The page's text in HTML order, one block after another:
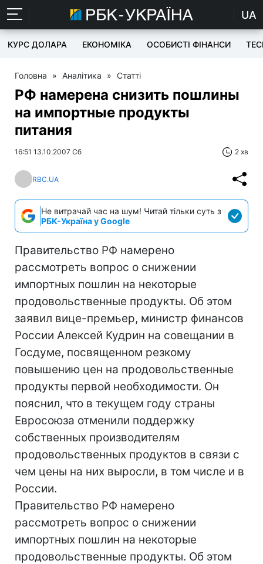
UA
КУРС ДОЛАРА ЕКОНОМІКА ОСОБИСТІ ФІНАНСИ
Головна » Аналітика » Статті
РФ намерена снизить пошлины
на импортные продукты
питания
16:51 13.10.2007 Сб 2 хв
RBC.UA
Не витрачай час на шум! Читай тільки суть з
РБК-Україна у Google
Правительство РФ намерено
рассмотреть вопрос о снижении
импортных пошлин на некоторые
продовольственные продукты. Об этом
заявил вице-премьер, министр финансов
России Алексей Кудрин на совещании в
Госдуме, посвященном резкому
повышению цен на продовольственные
продукты первой необходимости. Он
пояснил, что в текущем году страны
Евросоюза отменили поддержку
собственных производителям
продовольственных продуктов в связи с
чем цены на них выросли, в том числе и в
России.
Правительство РФ намерено
рассмотреть вопрос о снижении
импортных пошлин на некоторые
продовольственные продукты. Об этом